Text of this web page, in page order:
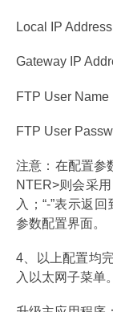
Local IP
Gateway IP
FTP User
FTP User
注意：在配置参
NTER>则会采
入；“-”表示返
参数配置界面。
4、以上配置均
入以太网子菜单